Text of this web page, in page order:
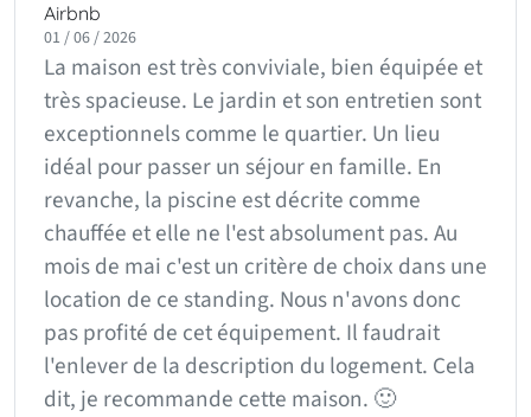
Airbnb
01 / 06 / 2026
La maison est très conviviale, bien équipée et
très spacieuse. Le jardin et son entretien sont
exceptionnels comme le quartier. Un lieu
idéal pour passer un séjour en famille. En
revanche, la piscine est décrite comme
chauffée et elle ne l'est absolument pas. Au
mois de mai c'est un critère de choix dans une
location de ce standing. Nous n'avons donc
pas profité de cet équipement. Il faudrait
l'enlever de la description du logement. Cela
dit, je recommande cette maison. 🙂